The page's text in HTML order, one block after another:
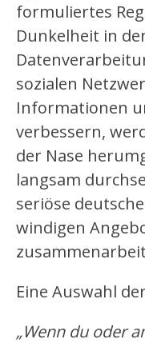
formuliertes
Dunkelheit in
sozialen
Informationen
verbessern,
der Nase
langsam
seriöse
windigen
Eine Auswahl
„Wenn du oder